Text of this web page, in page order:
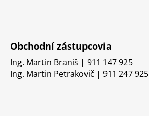
Obchodní zástupcovia
Ing. Martin Braniš | 911 147 925
Ing. Martin Petrakovič | 911 247 925